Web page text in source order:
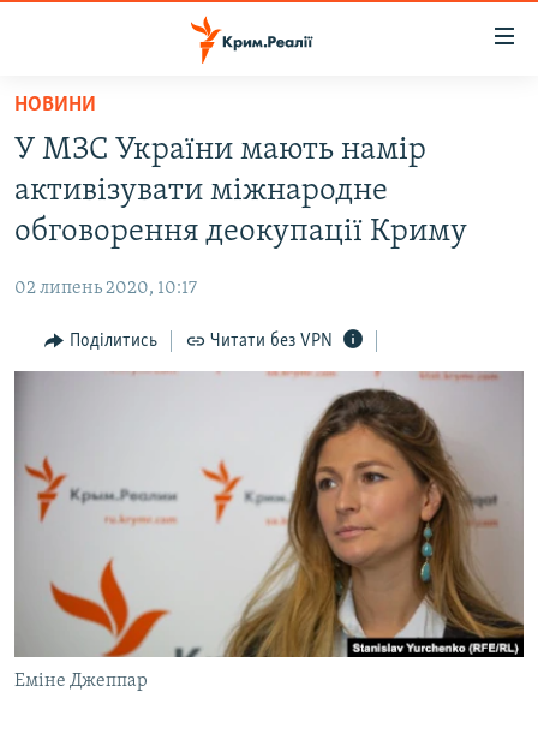
Перейти
основного
матеріалу
Перейти
до
основної
Перейти
до
ВІДЕО ТА ФОТО
БЛОГИ
ПОГЛЯД
СПЕЦПРОЕКТИ
ДЕПОРТАЦІЯ
ВІДЕОУРОКИ «ELIFBE»
СВІДЧЕННЯ ОКУПАЦІЇ
УКРАЇНСЬКА ПРОБЛЕМА КРИМУ
ІНФОГРАФІКА
ЯК ОБІЙТИ БЛОКУВАННЯ
Русский
Qırımtatar
ДОЛУЧАЙСЯ!
НОВИНИ
У МЗС України мають намір
активізувати міжнародне
обговорення деокупації Криму
02 липень 2020, 10:17
Поділитись Читати без VPN
Еміне Джеппар